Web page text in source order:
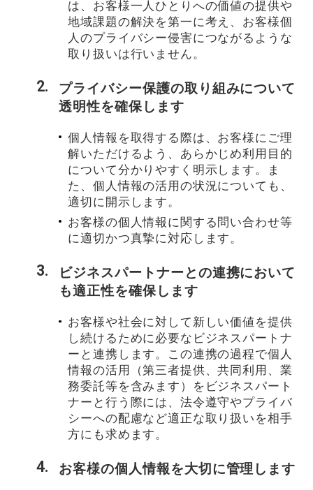
は、お客様一人ひとりへの価値の提供や
地域課題の解決を第一に考え、お客様個
人のプライバシー侵害につながるような
取り扱いは行いません。
プライバシー保護の取り組みについて
透明性を確保します
個人情報を取得する際は、お客様にご理
解いただけるよう、あらかじめ利用目的
について分かりやすく明示します。ま
た、個人情報の活用の状況についても、
適切に開示します。
お客様の個人情報に関する問い合わせ等
に適切かつ真摯に対応します。
ビジネスパートナーとの連携において
も適正性を確保します
お客様や社会に対して新しい価値を提供
し続けるために必要なビジネスパートナ
ーと連携します。この連携の過程で個人
情報の活用（第三者提供、共同利用、業
務委託等を含みます）をビジネスパート
ナーと行う際には、法令遵守やプライバ
シーへの配慮など適正な取り扱いを相手
方にも求めます。
お客様の個人情報を大切に管理します